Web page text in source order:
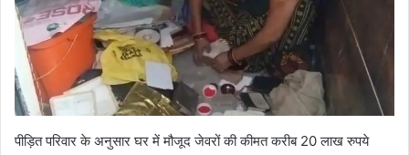
पीड़ित परिवार के अनुसार घर में मौजूद जेवरों की कीमत करीब 20 लाख रुपये